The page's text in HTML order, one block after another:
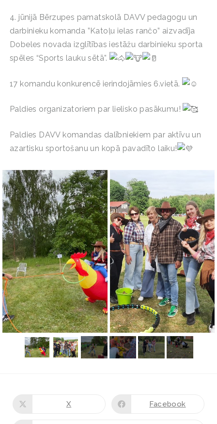
4. jūnijā Bērzupes pamatskolā DAVV pedagogu un
darbinieku komanda ”Katoļu ielas rančo” aizvadīja
Dobeles novada izglītības iestāžu darbinieku sporta
spēles “Sports lauku sētā”.
17 komandu konkurencē ierindojāmies 6.vietā.
Paldies organizatoriem par lielisko pasākumu!
Paldies DAVV komandas dalībniekiem par aktīvu un
azartisku sportošanu un kopā pavadīto laiku!
X Facebook